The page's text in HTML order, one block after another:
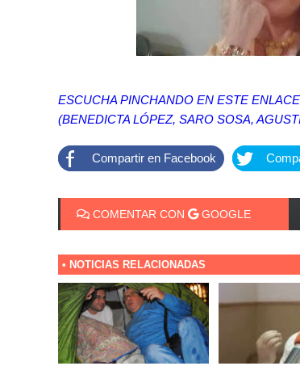
ESCUCHA PINCHANDO EN ESTE
(BENEDICTA LÓPEZ, SARO SOSA,
Compartir en Facebook
COMENTAR CON GOOGLE
• NOTICIAS RELACIONADAS